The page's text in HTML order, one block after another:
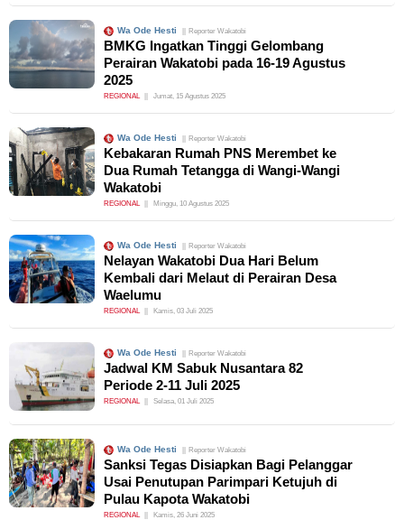
Wa Ode Hesti Reporter Wakatobi
BMKG Ingatkan Tinggi Gelombang
Perairan Wakatobi pada 16-19 Agustus
2025
REGIONAL Jumat, 15 Agustus 2025
Wa Ode Hesti Reporter Wakatobi
Kebakaran Rumah PNS Merembet ke
Dua Rumah Tetangga di Wangi-Wangi
Wakatobi
REGIONAL Minggu, 10 Agustus 2025
Wa Ode Hesti Reporter Wakatobi
Nelayan Wakatobi Dua Hari Belum
Kembali dari Melaut di Perairan Desa
Waelumu
REGIONAL Kamis, 03 Juli 2025
Wa Ode Hesti Reporter Wakatobi
Jadwal KM Sabuk Nusantara 82
Periode 2-11 Juli 2025
REGIONAL Selasa, 01 Juli 2025
Wa Ode Hesti Reporter Wakatobi
Sanksi Tegas Disiapkan Bagi Pelanggar
Usai Penutupan Parimpari Ketujuh di
Pulau Kapota Wakatobi
REGIONAL Kamis, 26 Juni 2025